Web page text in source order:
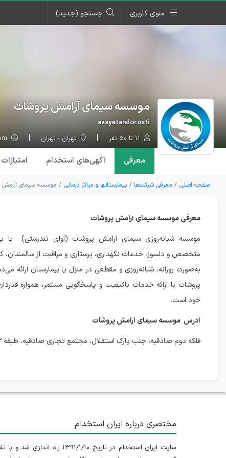
منوی کاربری جستجو (جدید)
موسسه سیمای آرامش پروشات
avayetandorosti
تهران - تهران
معرفی آگهی‌های استخدام امتیازات
صفحه اصلی معرفی شرکت‌ها بیمارستانها و مراکز درمانی موسسه سیمای آرامش
معرفی موسسه سیمای آرامش پروشات
موسسه شبانه‌روزی سیمای آرامش پروشات (آوای تندرستی) با
متخصص و دلسوز، خدمات نگهداری، پرستاری و مراقبت از سالمندان،
به‌صورت روزانه، شبانه‌روزی و مقطعی در منزل یا بیمارستان ارائه
پروشات با ارائه خدمات باکیفیت و پاسخگویی مستمر، همواره
خود است.
آدرس موسسه سیمای آرامش پروشات
فلکه دوم صادقیه، جنب پارک استقلال، مجتمع تجاری صادقیه، طبقه ۳، واحد ۳
مختصری درباره ایران استخدام
سایت ایران استخدام در تاریخ ۱۳۹۱/۱/۱۰ راه اندازی شد